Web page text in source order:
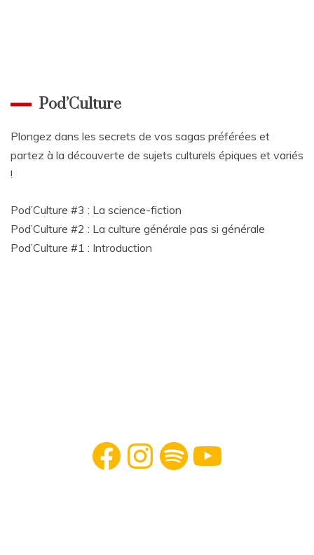
Pod’Culture
Plongez dans les secrets de vos sagas préférées et
partez à la découverte de sujets culturels épiques et variés
!
Pod’Culture #3 : La science-fiction
Pod’Culture #2 : La culture générale pas si générale
Pod’Culture #1 : Introduction
Facebook InstagramSpotify YouTube